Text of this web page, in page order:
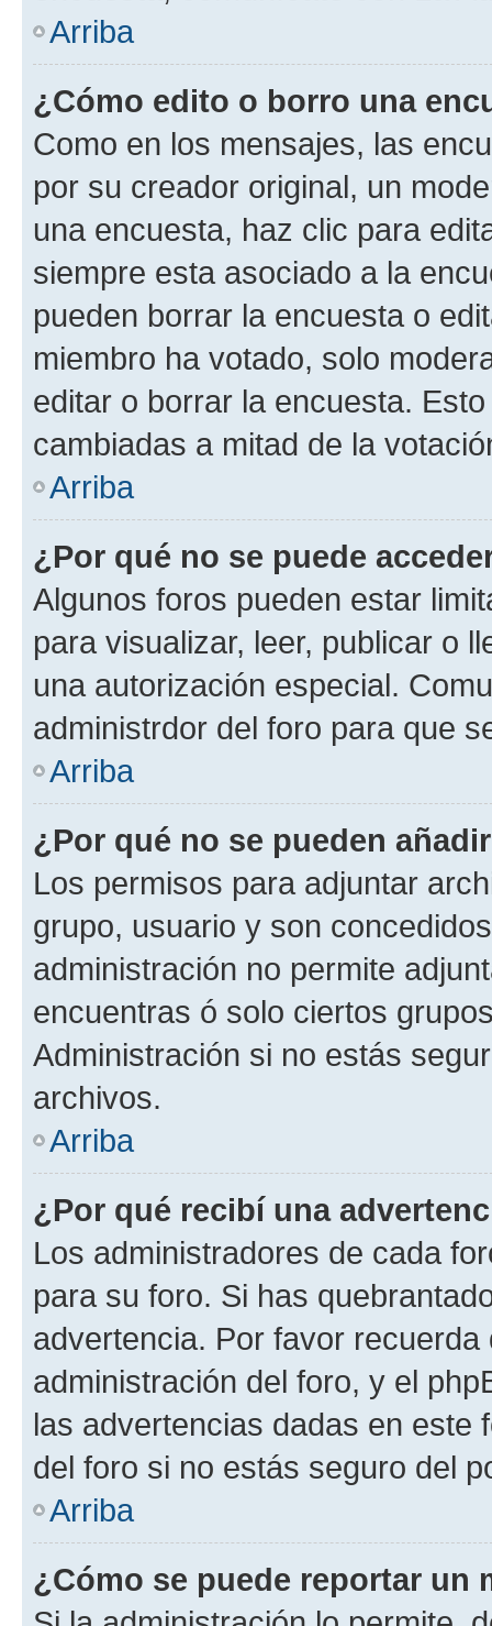
Arriba
¿Cómo edito o borro una
Como en los mensajes, las
por su creador original, un
una encuesta, haz clic para
siempre esta asociado a la
pueden borrar la encuesta o
miembro ha votado, solo
editar o borrar la encuesta.
cambiadas a mitad de la
Arriba
¿Por qué no se puede
Algunos foros pueden estar
para visualizar, leer, publicar o
una autorización especial.
administrdor del foro para que
Arriba
¿Por qué no se pueden
Los permisos para adjuntar
grupo, usuario y son
administración no permite
encuentras ó solo ciertos
Administración si no estás
archivos.
Arriba
¿Por qué recibí una
Los administradores de cada
para su foro. Si has
advertencia. Por favor
administración del foro, y el
las advertencias dadas en este
del foro si no estás seguro del
Arriba
¿Cómo se puede reportar un